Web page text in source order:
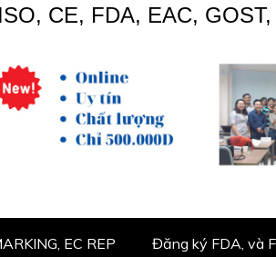
CE, FDA, EAC,
EC REP Đăng ký FDA, và